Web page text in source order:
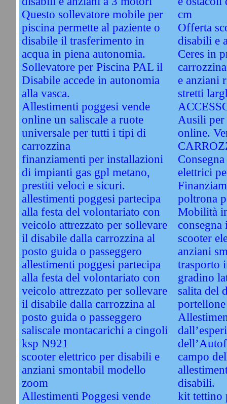
Questo sollevatore mobile per
piscina permette al paziente o
disabile il trasferimento in
acqua in piena autonomia.
Sollevatore per Piscina PAL il
Disabile accede in autonomia
alla vasca.
Allestimenti poggesi vende
online un saliscale a ruote
universale per tutti i tipi di
carrozzina
finanziamenti per installazioni
di impianti gas gpl metano,
prestiti veloci e sicuri.
allestimenti poggesi partecipa
alla festa del volontariato con
veicolo attrezzato per sollevare
il disabile dalla carrozzina al
posto guida o passeggero
allestimenti poggesi partecipa
alla festa del volontariato con
veicolo attrezzato per sollevare
il disabile dalla carrozzina al
posto guida o passeggero
saliscale montacarichi a cingoli
ksp N921
scooter elettrico per disabili e
anziani smontabil modello
zoom
Allestimenti Poggesi vende
cm
Offerta
disabili e
Ceres in
e anziani
stretti
Ausili per
online.
elettrici
poltrona
Mobilità
scooter
anziani
trasporto
gradino
salita del
campo
disabili.
kit tettino